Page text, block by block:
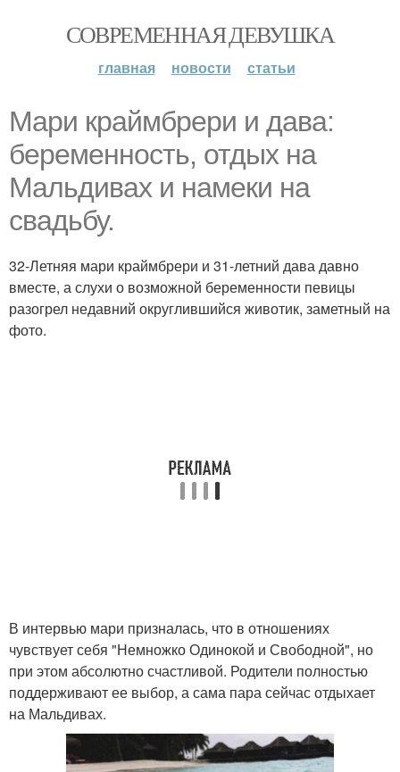
СОВРЕМЕННАЯ ДЕВУШКА
главная новости статьи
Мари краймбрери и дава:
беременность, отдых на
Мальдивах и намеки на
свадьбу.
32-Летняя мари краймбрери и 31-летний дава давно
вместе, а слухи о возможной беременности певицы
разогрел недавний округлившийся животик, заметный на
фото.
В интервью мари призналась, что в отношениях
чувствует себя "Немножко Одинокой и Свободной", но
при этом абсолютно счастливой. Родители полностью
поддерживают ее выбор, а сама пара сейчас отдыхает
на Мальдивах.